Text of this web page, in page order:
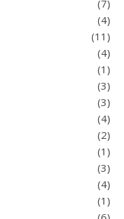
(7)
(4)
(11)
(4)
(1)
(3)
(3)
(4)
(2)
(1)
(3)
(4)
(1)